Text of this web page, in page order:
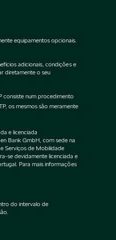
equipamentos opcionais.
adicionais, condições e
diretamente o seu
consiste num procedimento
os mesmos são meramente
e licenciada
Bank GmbH, com sede na
Serviços de Mobilidade
se devidamente licenciada e
Para mais informações
do intervalo de